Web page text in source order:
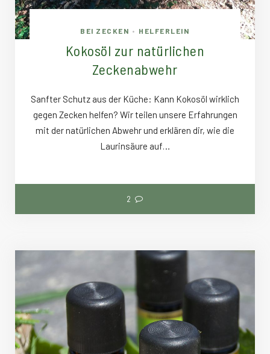
BEI ZECKEN • HELFERLEIN
Kokosöl zur natürlichen
Zeckenabwehr
Sanfter Schutz aus der Küche: Kann Kokosöl wirklich
gegen Zecken helfen? Wir teilen unsere Erfahrungen
mit der natürlichen Abwehr und erklären dir, wie die
Laurinsäure auf…
2